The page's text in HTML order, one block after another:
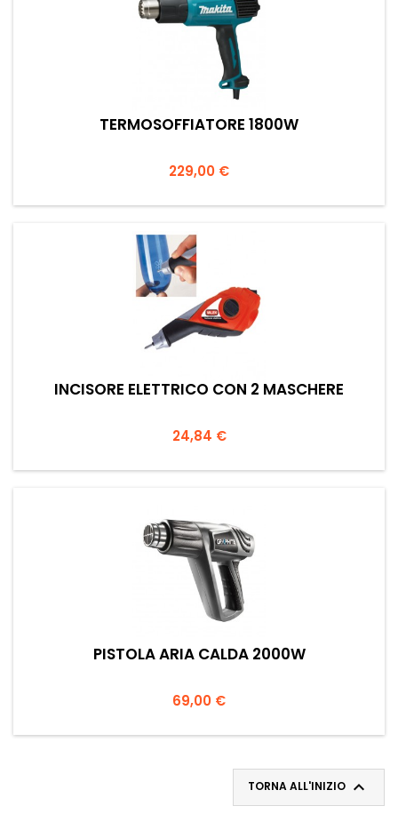
TERMOSOFFIATORE 1800W
Prezzo
229,00 €
INCISORE ELETTRICO CON 2 MASCHERE
Prezzo
24,84 €
PISTOLA ARIA CALDA 2000W
Prezzo
69,00 €
TORNA ALL'INIZIO 